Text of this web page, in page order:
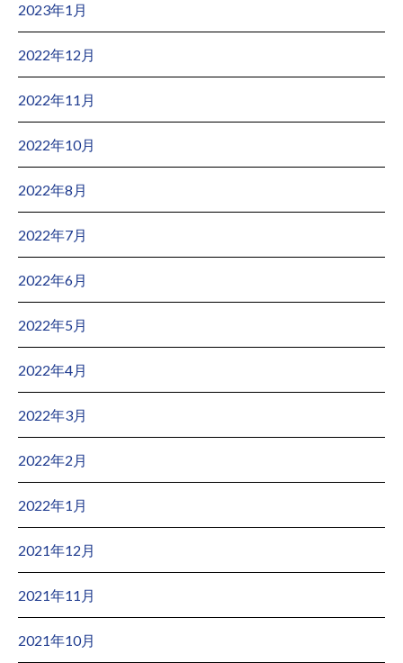
2023年1月
2022年12月
2022年11月
2022年10月
2022年8月
2022年7月
2022年6月
2022年5月
2022年4月
2022年3月
2022年2月
2022年1月
2021年12月
2021年11月
2021年10月